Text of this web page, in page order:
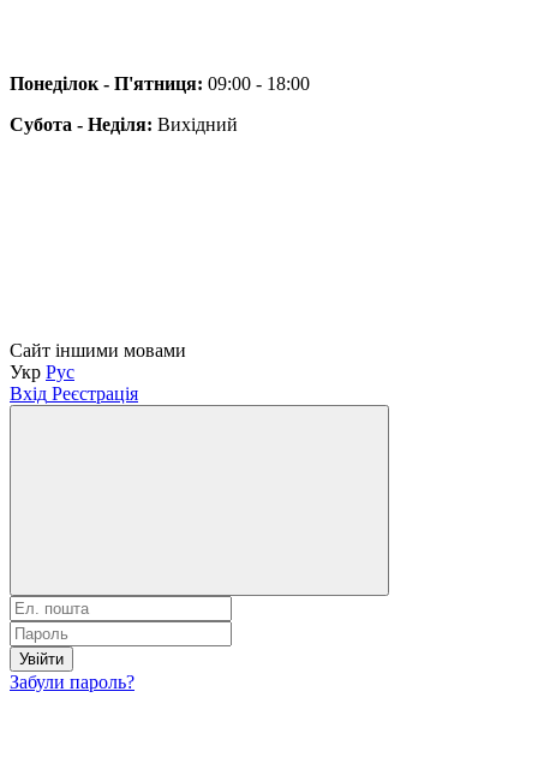
Понеділок - П'ятниця: 09:00 - 18:00
Субота - Неділя: Вихідний
Сайт іншими мовами
Укр Рус
Вхід Реєстрація
Увійти
Забули пароль?